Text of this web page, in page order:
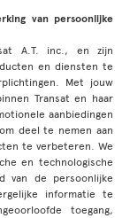
van persoonlijke
A.T. inc., en zijn
en diensten te
Met jouw
Transat en haar
aanbiedingen
deel te nemen aan
te verbeteren. We
en technologische
van de persoonlijke
informatie te
toegang,